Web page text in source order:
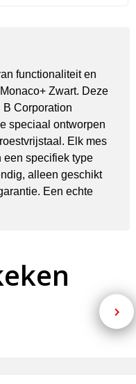
functionaliteit en
Zwart. Deze
B Corporation
speciaal ontworpen
Elk mes
een specifiek type
alleen geschikt
Een echte